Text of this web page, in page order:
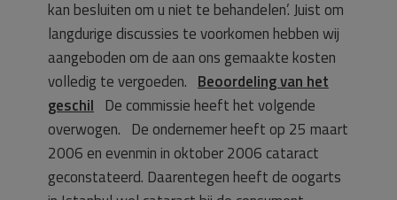
kan besluiten om u niet te behandelen’. Juist om
langdurige discussies te voorkomen hebben wij
aangeboden om de aan ons gemaakte kosten
volledig te vergoeden. Beoordeling van het
geschil De commissie heeft het volgende
overwogen. De ondernemer heeft op 25 maart
2006 en evenmin in oktober 2006 cataract
geconstateerd. Daarentegen heeft de oogarts